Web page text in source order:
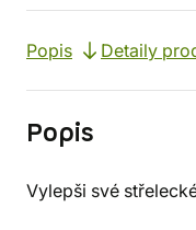
Popis Detaily
Popis
Vylepši své